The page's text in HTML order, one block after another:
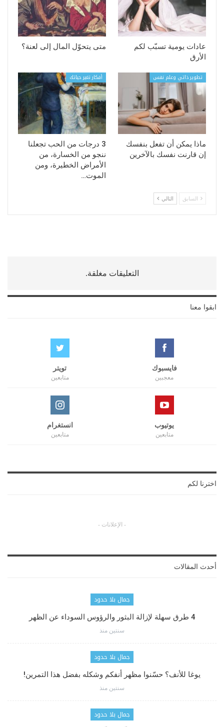
عادات يومية تسبّب لكم
الأرق
متى يتحوّل المال إلى لعنة؟
تطوير ذاتي وعلم نفس
ماذا يمكن أن تفعل بنفسك
إن قارنت نفسك بالآخرين
أفكار تغير حياتك
3 درجات من الحب تجعلنا
ننجو من الخسارة، من
الأمراض الخطيرة، ومن
الموت…
السابق التالي
التعليقات مغلقة.
ابقوا معنا
فايسبوك
معجبين
تويتر
متابعين
يوتيوب
متابعين
انستغرام
متابعين
اخترنا لكم
- الإعلانات -
أحدث المقالات
جمال بلا حدود
4 طرق سهلة لإزالة البثور والرؤوس السوداء عن الظهر
سنتين منذ
جمال بلا حدود
يوغا للأنف؟ حسّنوا مظهر أنفكم وشكله بفضل هذا التمرين!
سنتين منذ
جمال بلا حدود